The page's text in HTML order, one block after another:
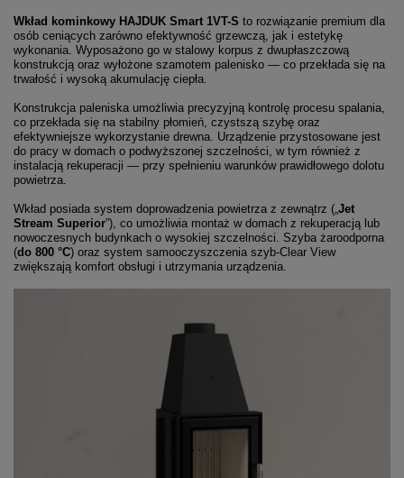
Wkład kominkowy HAJDUK Smart 1VT-S to rozwiązanie premium dla
osób ceniących zarówno efektywność grzewczą, jak i estetykę
wykonania. Wyposażono go w stalowy korpus z dwupłaszczową
konstrukcją oraz wyłożone szamotem palenisko — co przekłada się na
trwałość i wysoką akumulację ciepła.
Konstrukcja paleniska umożliwia precyzyjną kontrolę procesu spalania,
co przekłada się na stabilny płomień, czystszą szybę oraz
efektywniejsze wykorzystanie drewna. Urządzenie przystosowane jest
do pracy w domach o podwyższonej szczelności, w tym również z
instalacją rekuperacji — przy spełnieniu warunków prawidłowego dolotu
powietrza.
Wkład posiada system doprowadzenia powietrza z zewnątrz („ Jet
Stream Superior”), co umożliwia montaż w domach z rekuperacją lub
nowoczesnych budynkach o wysokiej szczelności. Szyba żaroodporna
(do 800 °C) oraz system samooczyszczenia szyb-Clear View
zwiększają komfort obsługi i utrzymania urządzenia.